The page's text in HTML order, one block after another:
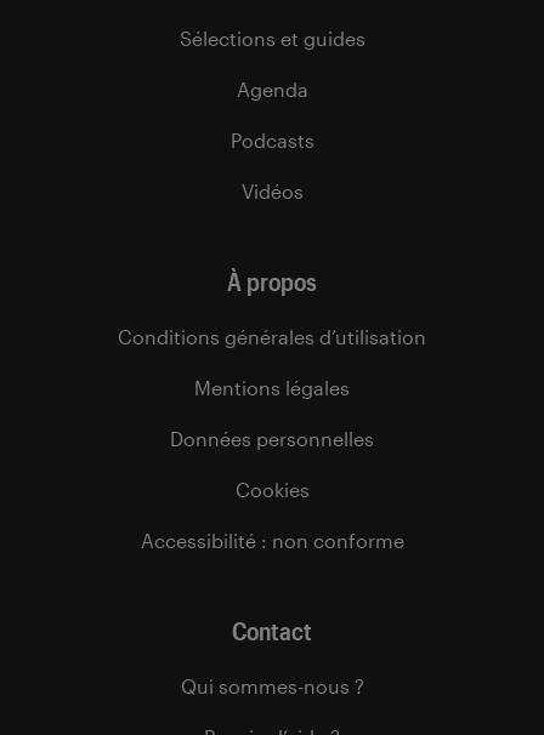
Sélections et guides
Agenda
Podcasts
Vidéos
À propos
Conditions générales d’utilisation
Mentions légales
Données personnelles
Cookies
Accessibilité : non conforme
Contact
Qui sommes-nous ?